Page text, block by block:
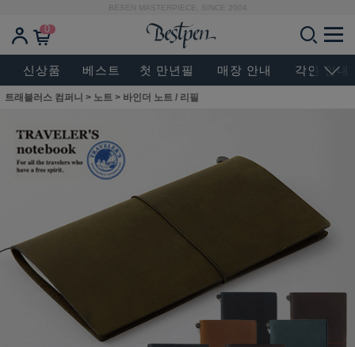
BESEN MASTERPIECE, SINCE 2004
0
신상품 베스트 첫 만년필 매장 안내 각인 안내
트래블러스 컴퍼니 > 노트 > 바인더 노트 / 리필